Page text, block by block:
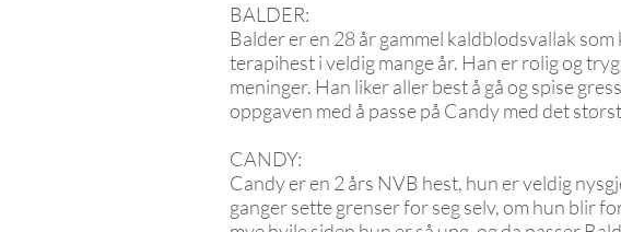
BALDER:
Balder er en 28 år gammel kaldblodsvallak
terapihest i veldig mange år. Han er rolig og
meninger. Han liker aller best å gå og spise
oppgaven med å passe på Candy med det
CANDY:
Candy er en 2 års NVB hest, hun er veldig
ganger sette grenser for seg selv, om hun blir